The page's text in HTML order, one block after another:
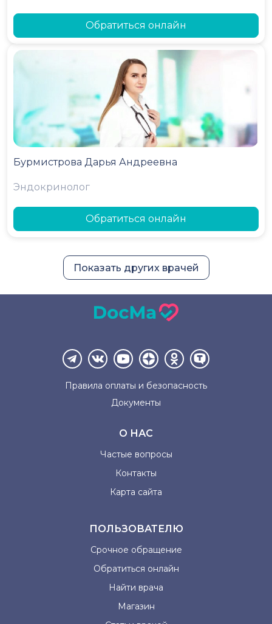
Обратиться онлайн
Бурмистрова Дарья Андреевна
Эндокринолог
Обратиться онлайн
Показать других врачей
Правила оплаты и безопасность
Документы
О НАС
Частые вопросы
Контакты
Карта сайта
ПОЛЬЗОВАТЕЛЮ
Срочное обращение
Обратиться онлайн
Найти врача
Магазин